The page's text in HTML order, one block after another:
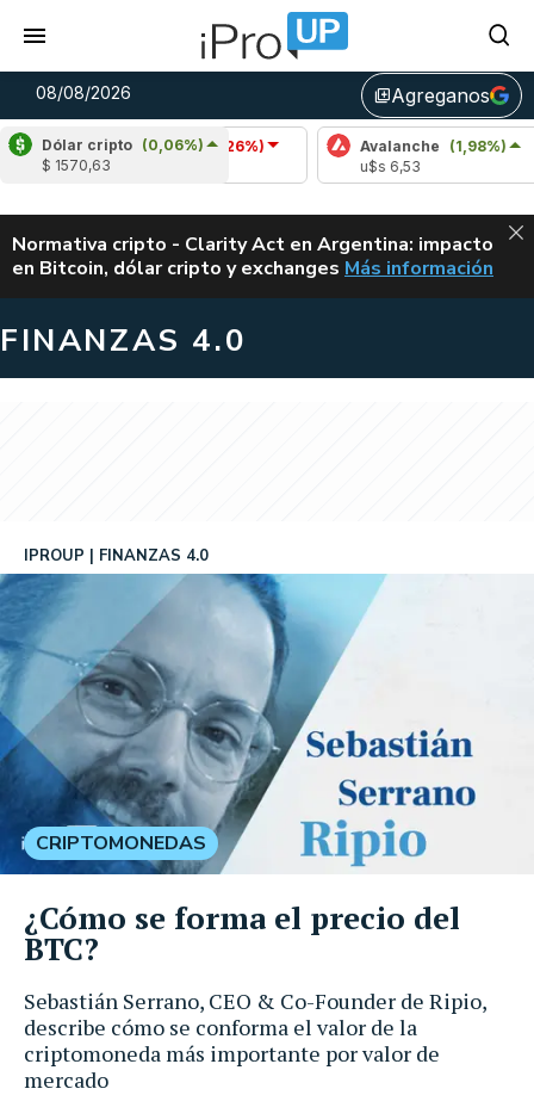
08/08/2026 library_addAgreganos
Dólar cripto (0,06%)
$ 1570,63
Cardano
(-0,26%)
u$s 0,20
Avalanche (1,98%)
u$s 6,53
ALERTA
Normativa cripto - Clarity Act en Argentina: impacto
en Bitcoin, dólar cripto y exchanges CLARITY ACT EN
Más información
FINANZAS 4.0
Sebastián Serrano, CEO & Co-Founder de Ripio,
describe cómo se conforma el valor de la
criptomoneda más importante por valor de
mercado
IPROUP FINANZAS 4.0
CRIPTOMONEDAS
¿Cómo se forma el precio del
BTC?